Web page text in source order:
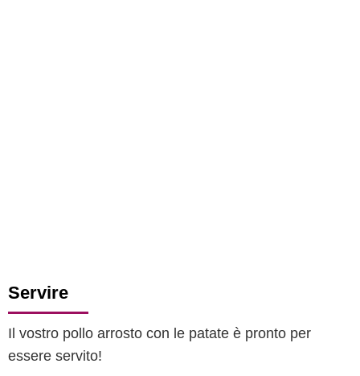
Servire
Il vostro pollo arrosto con le patate è pronto per
essere servito!